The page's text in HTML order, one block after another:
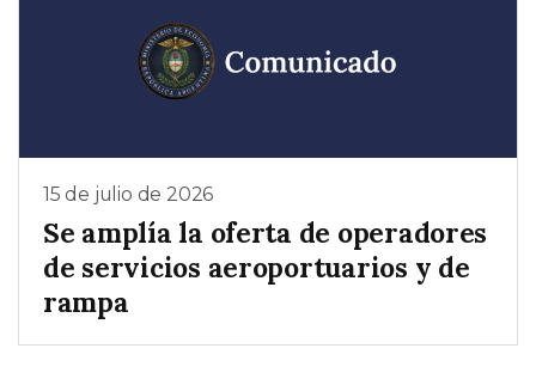
15 de julio de 2026
Se amplía la oferta de operadores
de servicios aeroportuarios y de
rampa